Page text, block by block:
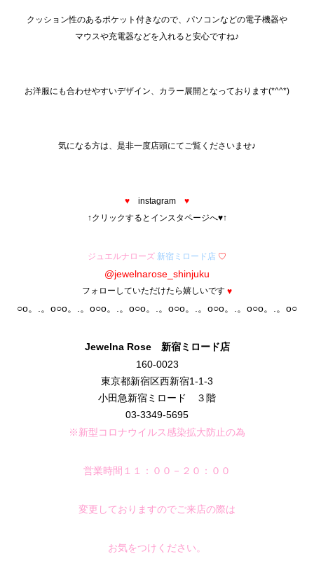
クッション性のあるポケット付きなので、パソコンなどの電子機器や
マウスや充電器などを入れると安心ですね♪
お洋服にも合わせやすいデザイン、カラー展開となっております(*^^*)
気になる方は、是非一度店頭にてご覧くださいませ♪
♥ instagram
♥
↑クリックするとインスタページへ♥↑
ジュエルナローズ 新宿ミロード店 ♡
@jewelnarose_shinjuku
フォローしていただけたら嬉しいです ♥
○o。.。o○o。.。o○o。.。o○o。.。o○o。.。o○o。.。o○o。.。o○
Jewelna Rose 新宿ミロード店
160-0023
東京都新宿区西新宿1-1-3
小田急新宿ミロード ３階
03-3349-5695
※新型コロナウイルス感染拡大防止の為
営業時間１１：００－２０：００
変更しておりますのでご来店の際は
お気をつけください。